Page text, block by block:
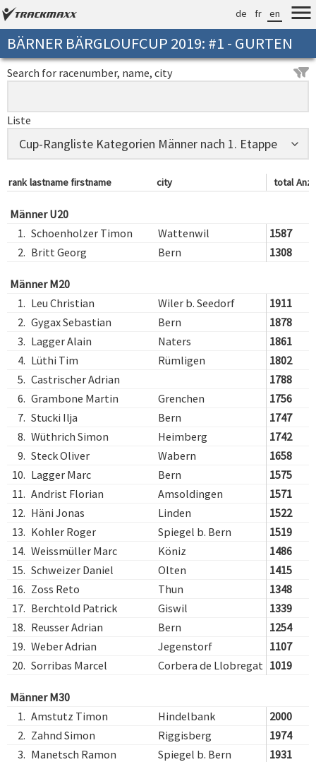
de fr en
BÄRNER BÄRGLOUFCUP 2019: #1 - GURTEN
Search for racenumber, name, city
Liste
rank lastname firstname city total
Männer U20
1. Schoenholzer Timon Wattenwil
1587
2. Britt Georg Bern 1308
Männer M20
1. Leu Christian Wiler b. Seedorf
1911
2. Gygax Sebastian Bern
1878
3. Lagger Alain Naters
1861
4. Lüthi Tim Rümligen
1802
5. Castrischer Adrian
1788
6. Grambone Martin Grenchen
1756
7. Stucki Ilja Bern
1747
8. Wüthrich Simon Heimberg
1742
9. Steck Oliver Wabern
1658
10. Lagger Marc Bern
1575
11. Andrist Florian Amsoldingen
1571
12. Häni Jonas Linden
1522
13. Kohler Roger Spiegel b. Bern
1519
14. Weissmüller Marc Köniz
1486
15. Schweizer Daniel Olten
1415
16. Zoss Reto Thun
1348
17. Berchtold Patrick Giswil
1339
18. Reusser Adrian Bern
1254
19. Weber Adrian Jegenstorf
1107
20. Sorribas Marcel Corbera de Llobregat 1019
Männer M30
1. Amstutz Timon Hindelbank
2000
2. Zahnd Simon Riggisberg
1974
3. Manetsch Ramon Spiegel b. Bern
1931